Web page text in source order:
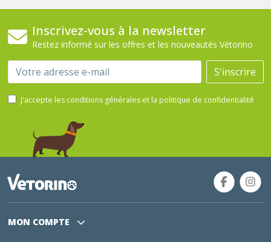
Inscrivez-vous à la newsletter
Restez informé sur les offres et les nouveautés Vétorino
Email S'inscrire
J'accepte les conditions générales et la politique de confidentialité
MON COMPTE